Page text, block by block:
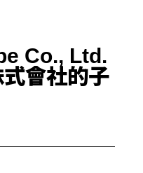
Co., Ltd.
會社的子